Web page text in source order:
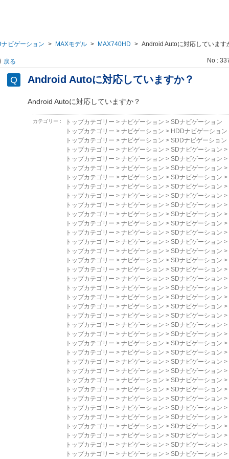
ビゲーション > MAXモデル > MAX740HD > Android Autoに対応しています
戻る No :
Android Autoに対応していますか？
Android Autoに対応していますか？
カテゴリー : トップカテゴリー > ナビゲーション > SDナビゲーション
トップカテゴリー > ナビゲーション > HDDナビゲーション
トップカテゴリー > ナビゲーション > SDDナビゲーション
トップカテゴリー > ナビゲーション > SDナビゲーション >
トップカテゴリー > ナビゲーション > SDナビゲーション >
トップカテゴリー > ナビゲーション > SDナビゲーション >
トップカテゴリー > ナビゲーション > SDナビゲーション >
トップカテゴリー > ナビゲーション > SDナビゲーション >
トップカテゴリー > ナビゲーション > SDナビゲーション >
トップカテゴリー > ナビゲーション > SDナビゲーション >
トップカテゴリー > ナビゲーション > SDナビゲーション >
トップカテゴリー > ナビゲーション > SDナビゲーション >
トップカテゴリー > ナビゲーション > SDナビゲーション >
トップカテゴリー > ナビゲーション > SDナビゲーション >
トップカテゴリー > ナビゲーション > SDナビゲーション >
トップカテゴリー > ナビゲーション > SDナビゲーション >
トップカテゴリー > ナビゲーション > SDナビゲーション >
トップカテゴリー > ナビゲーション > SDナビゲーション >
トップカテゴリー > ナビゲーション > SDナビゲーション >
トップカテゴリー > ナビゲーション > SDナビゲーション >
トップカテゴリー > ナビゲーション > SDナビゲーション >
トップカテゴリー > ナビゲーション > SDナビゲーション >
トップカテゴリー > ナビゲーション > SDナビゲーション >
トップカテゴリー > ナビゲーション > SDナビゲーション >
トップカテゴリー > ナビゲーション > SDナビゲーション >
トップカテゴリー > ナビゲーション > SDナビゲーション >
トップカテゴリー > ナビゲーション > SDナビゲーション >
トップカテゴリー > ナビゲーション > SDナビゲーション >
トップカテゴリー > ナビゲーション > SDナビゲーション >
トップカテゴリー > ナビゲーション > SDナビゲーション >
トップカテゴリー > ナビゲーション > SDナビゲーション >
トップカテゴリー > ナビゲーション > SDナビゲーション >
トップカテゴリー > ナビゲーション > SDナビゲーション >
トップカテゴリー > ナビゲーション > SDナビゲーション >
トップカテゴリー > ナビゲーション > SDナビゲーション >
トップカテゴリー > ナビゲーション > SDナビゲーション >
トップカテゴリー > ナビゲーション > SDナビゲーション >